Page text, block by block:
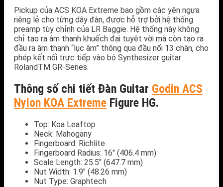
Pickup của ACS KOA Extreme bao gồm các yên ngựa
riêng lẻ cho từng dây đàn, được hỗ trợ bởi hệ thống
preamp tùy chỉnh của LR Baggie. Hệ thống này không
chỉ tạo ra âm thanh khuếch đại tuyệt vời mà còn tạo ra
đầu ra âm thanh “lục âm” thông qua đầu nối 13 chân, cho
phép kết nối trực tiếp vào bộ Synthesizer guitar
RolandTM GR-Series.
Thông số chi tiết Đàn Guitar Godin ACS
Nylon KOA Extreme Figure HG.
Top: Koa Leaftop
Neck: Mahogany
Fingerboard: Richlite
Fingerboard Radius: 16″ (406.4 mm)
Scale Length: 25.5″ (647.7 mm)
Nut Width: 1.9″ (48.26 mm)
Nut Type: Graphtech